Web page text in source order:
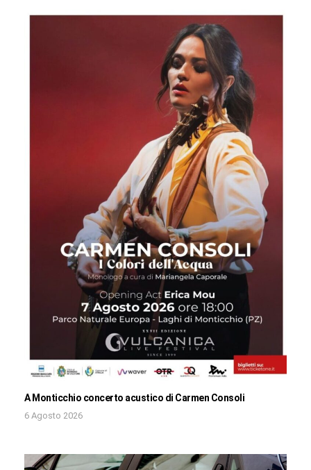
A Monticchio concerto acustico di Carmen Consoli
6 Agosto 2026